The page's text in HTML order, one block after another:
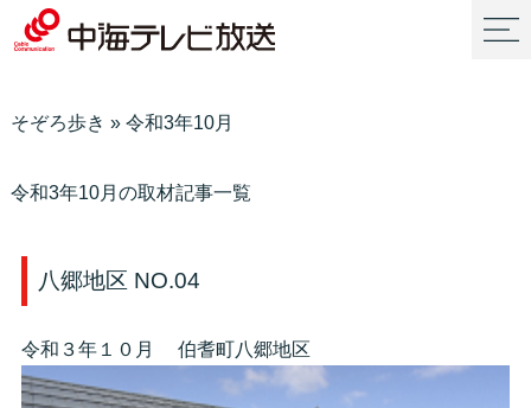
そぞろ歩き » 令和3年10月
令和3年10月の取材記事一覧
八郷地区 NO.04
令和３年１０月 伯耆町八郷地区